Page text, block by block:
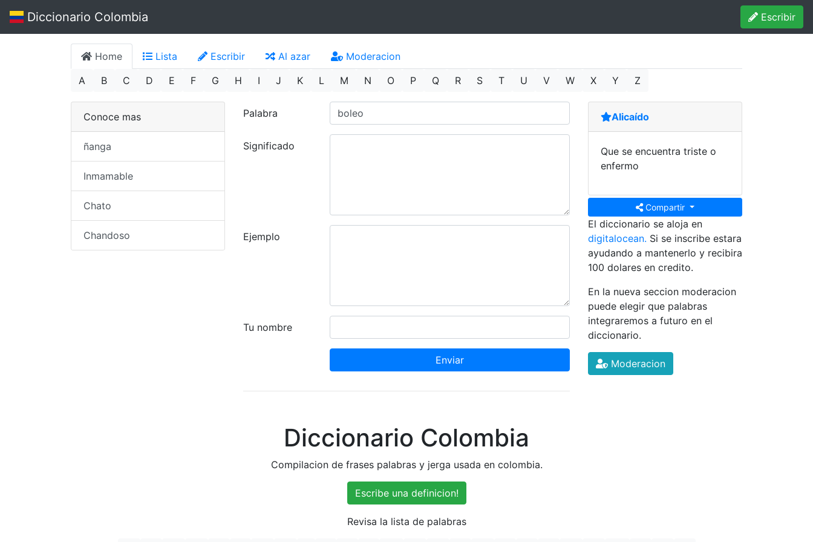
Diccionario Colombia Escribir
Home Lista Escribir Al azar
Moderacion
A
B C D E F G H I J K L M N O P Q R S T U V W X Y Z
Palabra
Significado
Ejemplo
Tu nombre
Enviar
Conoce mas
ñanga
Inmamable
Chato
Chandoso
Alicaído
Que se encuentra triste o
enfermo
Compartir
El diccionario se aloja en
digitalocean. Si se inscribe estara
ayudando a mantenerlo y recibira
100 dolares en credito.
En la nueva seccion moderacion
puede elegir que palabras
integraremos a futuro en el
diccionario.
Moderacion
Diccionario Colombia
Compilacion de frases palabras y jerga usada en colombia.
Escribe una definicion!
Revisa la lista de palabras